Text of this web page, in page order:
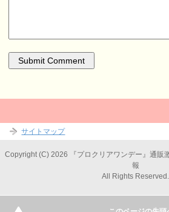
サイトマップ
Copyright (C) 2026 『プロクリアワンデー』通
報
All Rights Reserved.